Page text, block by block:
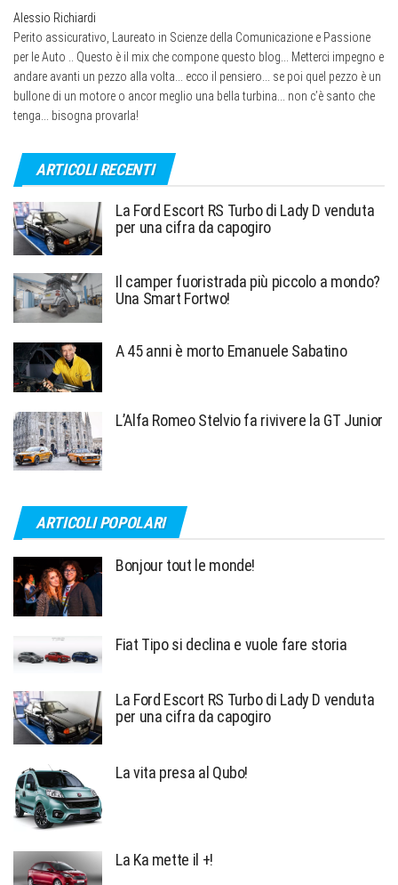
Alessio Richiardi
Perito assicurativo, Laureato in Scienze della Comunicazione e Passione
per le Auto .. Questo è il mix che compone questo blog... Metterci impegno e
andare avanti un pezzo alla volta... ecco il pensiero... se poi quel pezzo è un
bullone di un motore o ancor meglio una bella turbina... non c’è santo che
tenga... bisogna provarla!
ARTICOLI RECENTI
La Ford Escort RS Turbo di Lady D venduta
per una cifra da capogiro
Il camper fuoristrada più piccolo a mondo?
Una Smart Fortwo!
A 45 anni è morto Emanuele Sabatino
L’Alfa Romeo Stelvio fa rivivere la GT Junior
ARTICOLI POPOLARI
Bonjour tout le monde!
Fiat Tipo si declina e vuole fare storia
La Ford Escort RS Turbo di Lady D venduta
per una cifra da capogiro
La vita presa al Qubo!
La Ka mette il +!